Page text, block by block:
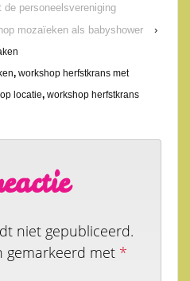
personeelsvereniging
mozaïeken als babyshower
›
, workshop herfstkrans met
locatie, workshop herfstkrans
niet gepubliceerd.
gemarkeerd met *